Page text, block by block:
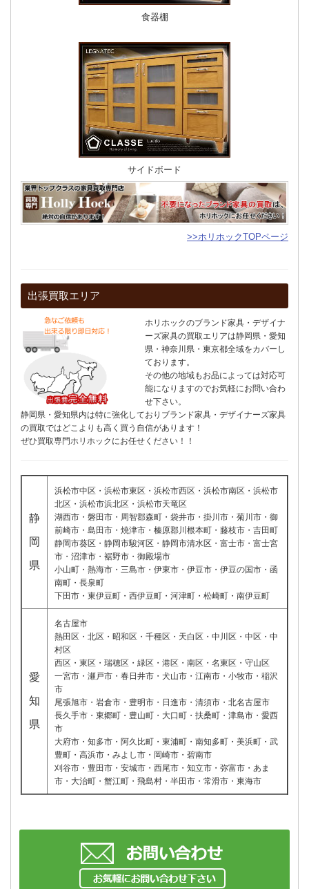
食器棚
サイドボード
>>ホリホックTOPページ
出張買取エリア
ホリホックのブランド家具・デザイナ
ーズ家具の買取エリアは静岡県・愛知
県・神奈川県・東京都全域をカバーし
ております。
その他の地域もお品によっては対応可
能になりますのでお気軽にお問い合わ
せ下さい。
静岡県・愛知県内は特に強化しておりブランド家具・デザイナーズ家具
の買取ではどこよりも高く買う自信があります！
ぜひ買取専門ホリホックにお任せください！！
静
岡
県
浜松市中区・浜松市東区・浜松市西区・浜松市南区・浜松市
北区・浜松市浜北区・浜松市天竜区
湖西市・磐田市・周智郡森町・袋井市・掛川市・菊川市・御
前崎市・島田市・焼津市・榛原郡川根本町・藤枝市・吉田町
静岡市葵区・静岡市駿河区・静岡市清水区・富士市・富士宮
市・沼津市・裾野市・御殿場市
小山町・熱海市・三島市・伊東市・伊豆市・伊豆の国市・函
南町・長泉町
下田市・東伊豆町・西伊豆町・河津町・松崎町・南伊豆町
愛
知
県
名古屋市
熱田区・北区・昭和区・千種区・天白区・中川区・中区・中
村区
西区・東区・瑞穂区・緑区・港区・南区・名東区・守山区
一宮市・瀬戸市・春日井市・犬山市・江南市・小牧市・稲沢
市
尾張旭市・岩倉市・豊明市・日進市・清須市・北名古屋市
長久手市・東郷町・豊山町・大口町・扶桑町・津島市・愛西
市
大府市・知多市・阿久比町・東浦町・南知多町・美浜町・武
豊町・高浜市・みよし市・岡崎市・碧南市
刈谷市・豊田市・安城市・西尾市・知立市・弥富市・あま
市・大治町・蟹江町・飛島村・半田市・常滑市・東海市